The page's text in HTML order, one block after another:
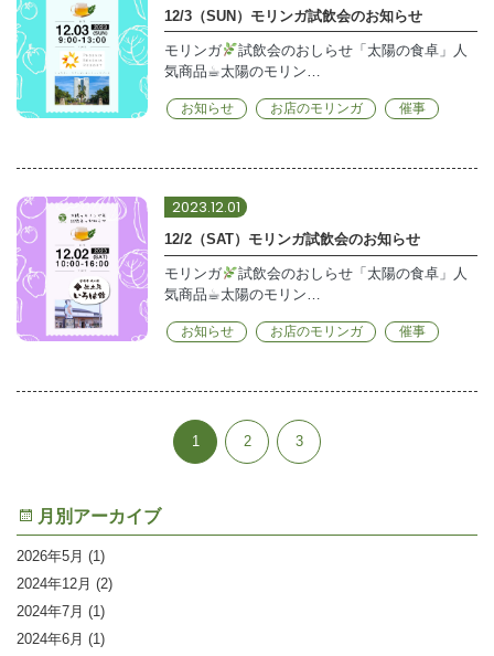
12/3（SUN）モリンガ試飲会のお知らせ
モリンガ
試飲会のおしらせ「太陽の食卓」人
気商品☕︎太陽のモリン…
お知らせ お店のモリンガ 催事
2023.12.01
12/2（SAT）モリンガ試飲会のお知らせ
モリンガ
試飲会のおしらせ「太陽の食卓」人
気商品☕︎太陽のモリン…
お知らせ お店のモリンガ 催事
1 2 3
月別アーカイブ
2026年5月 (1)
2024年12月 (2)
2024年7月 (1)
2024年6月 (1)